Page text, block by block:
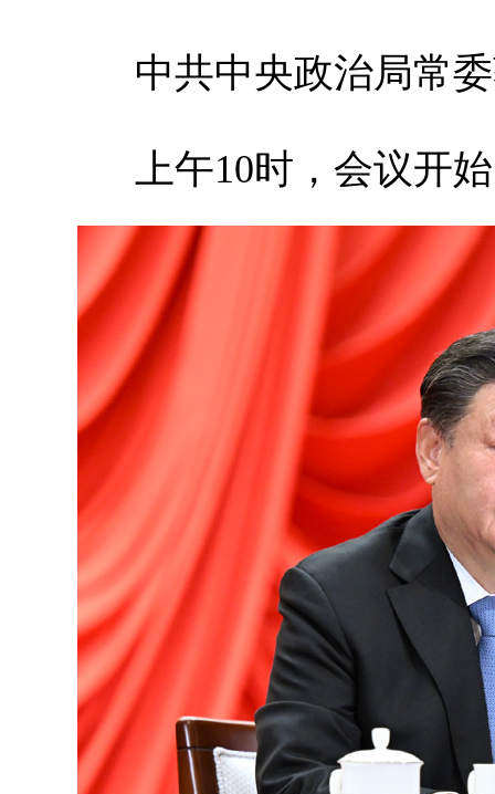
中共中央政治局常
上午10时，会议开